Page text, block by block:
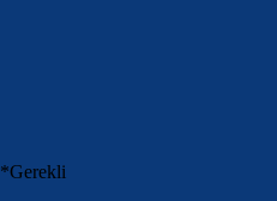
*Gerekli